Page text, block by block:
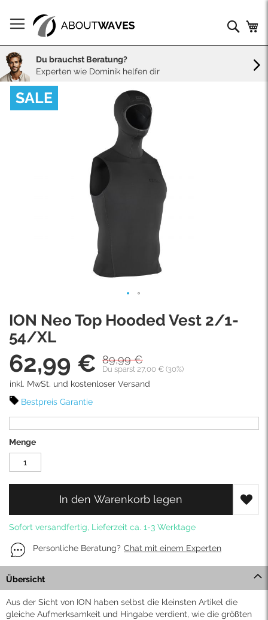
zum
Inhalt
Du brauchst Beratung?
Experten wie Dominik helfen dir
ION Neo Top Hooded Vest 2/1-
54/XL
89,99 €
Du sparst 27,00 € (30%)
Sonderpreis
62,99 €
inkl. MwSt. und kostenloser Versand
Bestpreis Garantie
Menge
In den Warenkorb legen
Sofort versandfertig, Lieferzeit ca. 1-3 Werktage
Personliche Beratung? Chat mit einem Experten
Skip
toSALE
to
the
beginning
of
the
images
Übersicht
Aus der Sicht von ION haben selbst die kleinsten Artikel die
gleiche Aufmerksamkeit und Hingabe verdient, wie die größten